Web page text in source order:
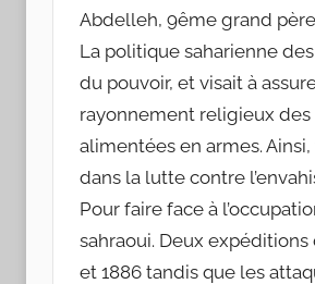
Abdelleh, 9ême grand
La politique saharienne
du pouvoir, et visait à
rayonnement religieux des
alimentées en armes.
dans la lutte contre
Pour faire face à
sahraoui. Deux
et 1886 tandis que les